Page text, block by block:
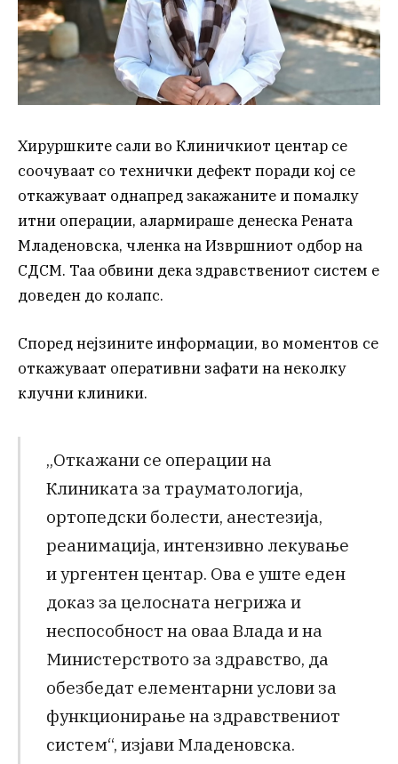
Хируршките сали во Клиничкиот центар се
соочуваат со технички дефект поради кој се
откажуваат однапред закажаните и помалку
итни операции, алармираше денеска Рената
Младеновска, членка на Извршниот одбор на
СДСМ. Таа обвини дека здравствениот систем е
доведен до колапс.
Според нејзините информации, во моментов се
откажуваат оперативни зафати на неколку
клучни клиники.
„Откажани се операции на
Клиниката за трауматологија,
ортопедски болести, анестезија,
реанимација, интензивно лекување
и ургентен центар. Ова е уште еден
доказ за целосната негрижа и
неспособност на оваа Влада и на
Министерството за здравство, да
обезбедат елементарни услови за
функционирање на здравствениот
систем“, изјави Младеновска.